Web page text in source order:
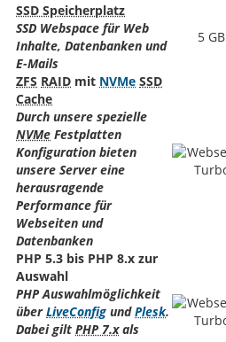
SSD Speicherplatz
SSD Webspace für Web
Inhalte, Datenbanken und
E-Mails
5 GB
ZFS RAID mit NVMe SSD
Cache
Durch unsere spezielle
NVMe Festplatten
Konfiguration bieten
unsere Server eine
herausragende
Performance für
Webseiten und
Datenbanken
PHP 5.3 bis PHP 8.x zur
Auswahl
PHP Auswahlmöglichkeit
überLiveConfig undPlesk.
Dabei gilt PHP 7.xals